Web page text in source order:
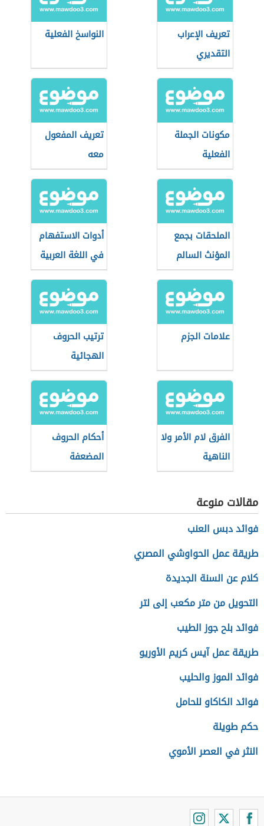
تعريف الإعراب
التقديري
النواسخ الفعلية
مكونات الجملة
الفعلية
تعريف المفعول
معه
الملحقات بجمع
المؤنث السالم
أدوات الاستفهام
في اللغة العربية
علامات الجزم
ترتيب الحروف
الهجائية
الفرق لام الأمر ولا
الناهية
أحكام الحروف
المضعفة
مقالات منوعة
فوائد دبس العنب
طريقة عمل الحواوشي المصري
كلام عن السنة الجديدة
التحويل من متر مكعب إلى لتر
فوائد بلح جوز الطيب
طريقة عمل آيس كريم الأوريو
فوائد الموز والحليب
فوائد الكاكاو للحامل
حكم طويلة
النثر في العصر الأموي